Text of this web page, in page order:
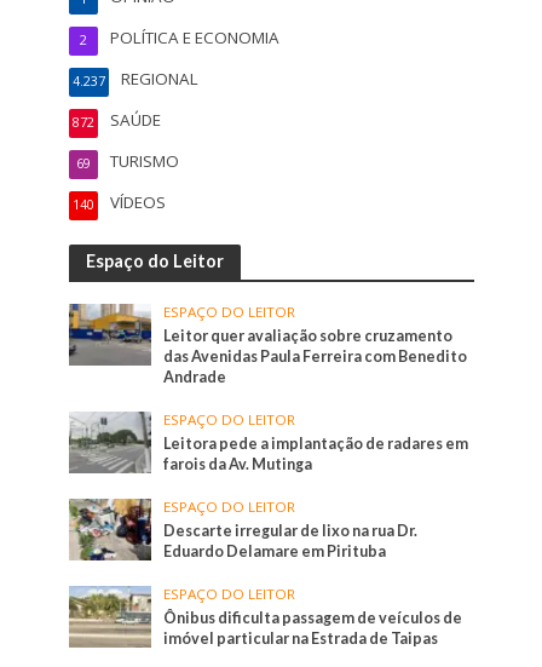
POLÍTICA E ECONOMIA
2
REGIONAL
4.237
SAÚDE
872
TURISMO
69
VÍDEOS
140
Espaço do Leitor
ESPAÇO DO LEITOR
Leitor quer avaliação sobre cruzamento
das Avenidas Paula Ferreira com Benedito
Andrade
ESPAÇO DO LEITOR
Leitora pede a implantação de radares em
farois da Av. Mutinga
ESPAÇO DO LEITOR
Descarte irregular de lixo na rua Dr.
Eduardo Delamare em Pirituba
ESPAÇO DO LEITOR
Ônibus dificulta passagem de veículos de
imóvel particular na Estrada de Taipas